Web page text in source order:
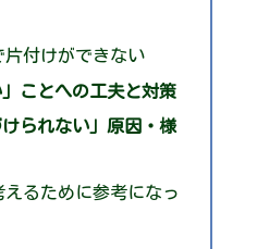
片付けができない
」ことへの工夫と対策
けられない」原因・様
えるために参考になっ